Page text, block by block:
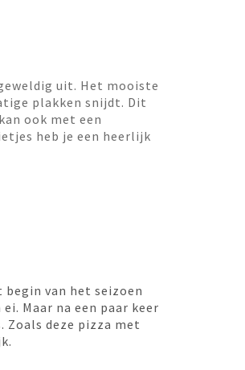
uit. Het mooiste
plakken snijdt. Dit
ook met een
heb je een heerlijk
begin van het seizoen
Maar na een paar keer
Zoals deze pizza met